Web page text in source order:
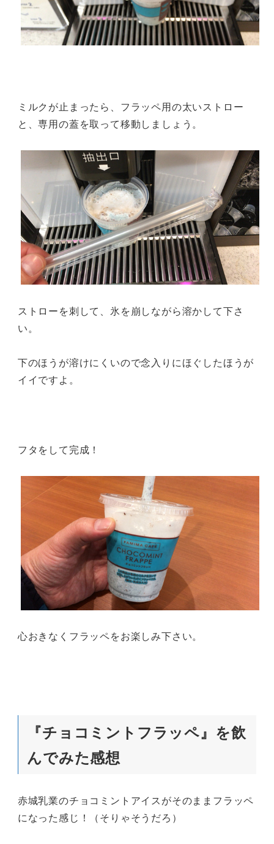
ミルクが止まったら、フラッペ用の太いストロー
と、専用の蓋を取って移動しましょう。
ストローを刺して、氷を崩しながら溶かして下さ
い。
下のほうが溶けにくいので念入りにほぐしたほうが
イイですよ。
フタをして完成！
心おきなくフラッペをお楽しみ下さい。
『チョコミントフラッペ』を飲
んでみた感想
赤城乳業のチョコミントアイスがそのままフラッペ
になった感じ！（そりゃそうだろ）